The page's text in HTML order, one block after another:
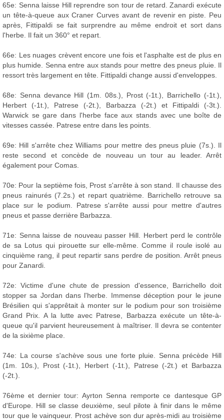
65e: Senna laisse Hill reprendre son tour de retard. Zanardi exécute
un tête-à-queue aux Craner Curves avant de revenir en piste. Peu
après, Fittipaldi se fait surprendre au même endroit et sort dans
l'herbe. Il fait un 360° et repart.
66e: Les nuages crèvent encore une fois et l'asphalte est de plus en
plus humide. Senna entre aux stands pour mettre des pneus pluie. Il
ressort très largement en tête. Fittipaldi change aussi d'enveloppes.
68e: Senna devance Hill (1m. 08s.), Prost (-1t.), Barrichello (-1t.),
Herbert (-1t.), Patrese (-2t.), Barbazza (-2t.) et Fittipaldi (-3t.).
Warwick se gare dans l'herbe face aux stands avec une boîte de
vitesses cassée. Patrese entre dans les points.
69e: Hill s'arrête chez Williams pour mettre des pneus pluie (7s.). Il
reste second et concède de nouveau un tour au leader. Arrêt
également pour Comas.
70e: Pour la septième fois, Prost s'arrête à son stand. Il chausse des
pneus rainurés (7.2s.) et repart quatrième. Barrichello retrouve sa
place sur le podium. Patrese s'arrête aussi pour mettre d'autres
pneus et passe derrière Barbazza.
71e: Senna laisse de nouveau passer Hill. Herbert perd le contrôle
de sa Lotus qui pirouette sur elle-même. Comme il roule isolé au
cinquième rang, il peut repartir sans perdre de position. Arrêt pneus
pour Zanardi.
72e: Victime d'une chute de pression d'essence, Barrichello doit
stopper sa Jordan dans l'herbe. Immense déception pour le jeune
Brésilien qui s'apprêtait à monter sur le podium pour son troisième
Grand Prix. A la lutte avec Patrese, Barbazza exécute un tête-à-
queue qu'il parvient heureusement à maîtriser. Il devra se contenter
de la sixième place.
74e: La course s'achève sous une forte pluie. Senna précède Hill
(1m. 10s.), Prost (-1t.), Herbert (-1t.), Patrese (-2t.) et Barbazza
(-2t.).
76ème et dernier tour: Ayrton Senna remporte ce dantesque GP
d'Europe. Hill se classe deuxième, seul pilote à finir dans le même
tour que le vainqueur. Prost achève son dur après-midi au troisième